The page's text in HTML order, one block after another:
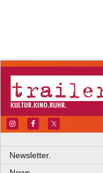
Newsletter.